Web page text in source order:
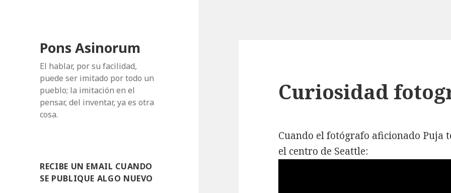
Pons Asinorum
El hablar, por su facilidad,
puede ser imitado por todo un
pueblo; la imitación en el
pensar, del inventar, ya es otra
cosa.
RECIBE UN EMAIL CUANDO
SE PUBLIQUE ALGO NUEVO
Curiosidad
Cuando el fotógrafo aficionado Puja
el centro de Seattle: